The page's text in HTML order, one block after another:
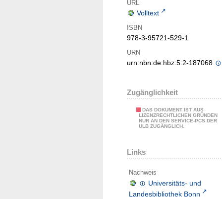
URL
Volltext
ISBN
978-3-95721-529-1
URN
urn:nbn:de:hbz:5:2-187068
Zugänglichkeit
DAS DOKUMENT IST AUS
LIZENZRECHTLICHEN GRÜNDEN
NUR AN DEN SERVICE-PCS DER
ULB ZUGÄNGLICH.
Links
Nachweis
Universitäts- und
Landesbibliothek Bonn